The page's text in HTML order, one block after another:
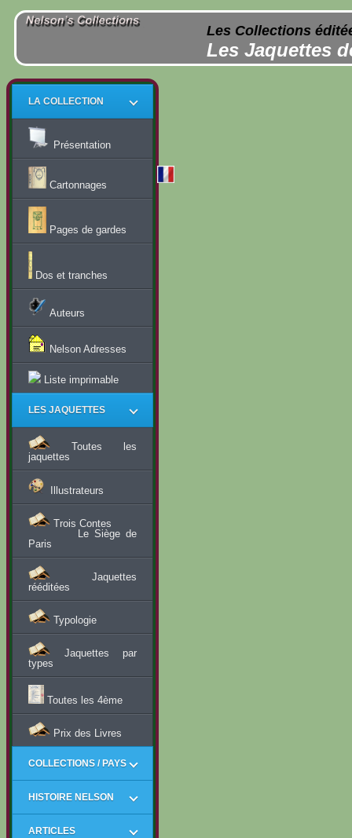
Les Collections
Les Jaquettes
LA COLLECTION
Présentation
Cartonnages
Pages de gardes
Dos et tranches
Auteurs
Nelson Adresses
Liste imprimable
LES JAQUETTES
Toutes les
jaquettes
Illustrateurs
Trois Contes
Le Siège de
Paris
Jaquettes
rééditées
Typologie
Jaquettes par
types
Toutes les 4ème
Prix des Livres
COLLECTIONS / PAYS
HISTOIRE NELSON
ARTICLES